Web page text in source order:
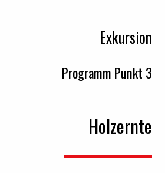
Exkursion
Programm Punkt 3
Holzernte